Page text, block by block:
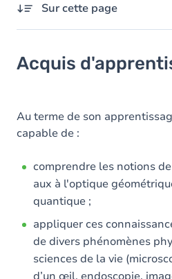
Sur cette page
Objectifs
Table des matières
Acquis
Au terme de son
capable de :
comprendre les notions
aux à l'optique
quantique ;
appliquer ces
de divers phénomènes
sciences de la vie